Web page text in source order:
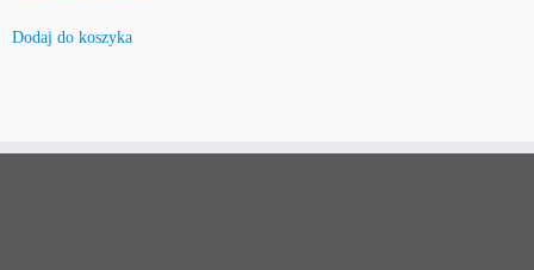
Dodaj do koszyka